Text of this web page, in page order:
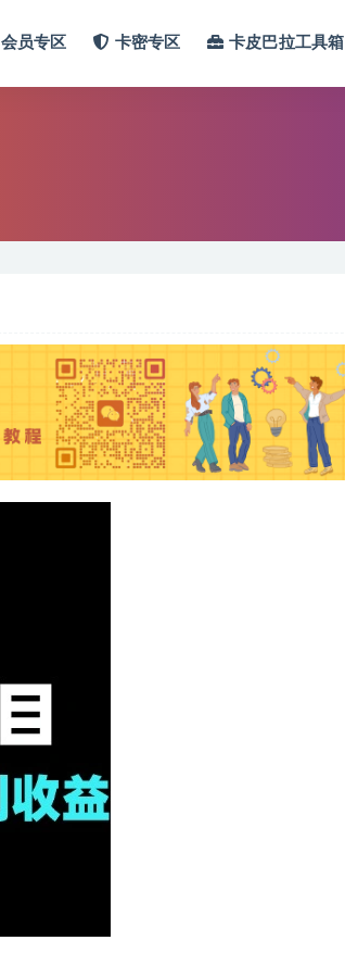
会员专区 卡密专区 卡皮巴拉工具箱